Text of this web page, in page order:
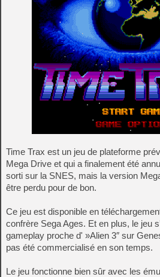
Time Trax est un jeu de plateforme
Mega Drive et qui a finalement été
sorti sur la SNES, mais la version
être perdu pour de bon.
Ce jeu est disponible en
confrère Sega Ages. Et en plus, le jeu
gameplay proche d' »Alien 3″ sur
pas été commercialisé en son temps.
Le jeu fonctionne bien sûr avec les